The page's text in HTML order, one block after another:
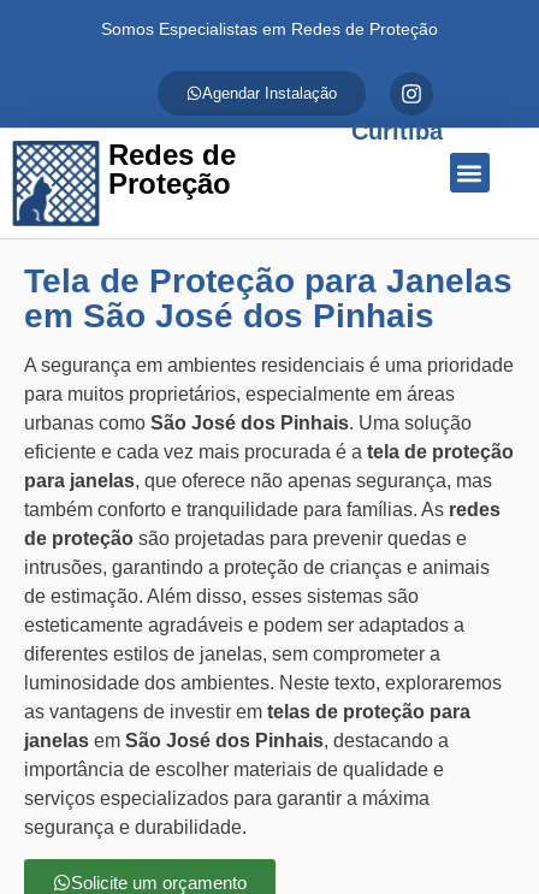
Somos Especialistas em Redes de Proteção
Agendar Instalação
Redes de
Proteção
Curitiba
Tela de Proteção para Janelas
em São José dos Pinhais
A segurança em ambientes residenciais é uma prioridade
para muitos proprietários, especialmente em áreas
urbanas como São José dos Pinhais. Uma solução
eficiente e cada vez mais procurada é a tela de proteção
para janelas, que oferece não apenas segurança, mas
também conforto e tranquilidade para famílias. As redes
de proteção são projetadas para prevenir quedas e
intrusões, garantindo a proteção de crianças e animais
de estimação. Além disso, esses sistemas são
esteticamente agradáveis e podem ser adaptados a
diferentes estilos de janelas, sem comprometer a
luminosidade dos ambientes. Neste texto, exploraremos
as vantagens de investir em telas de proteção para
janelas em São José dos Pinhais, destacando a
importância de escolher materiais de qualidade e
serviços especializados para garantir a máxima
segurança e durabilidade.
Solicite um orçamento